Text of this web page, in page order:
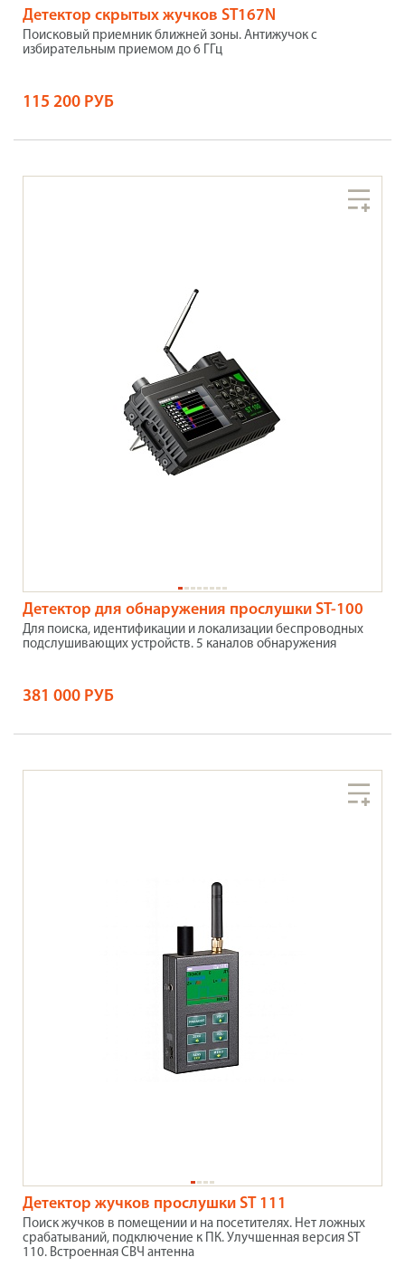
Детектор скрытых жучков ST167N
Поисковый приемник ближней зоны. Антижучок с
избирательным приемом до 6 ГГц
115 200 РУБ
Детектор для обнаружения прослушки ST-100
Для поиска, идентификации и локализации беспроводных
подслушивающих устройств. 5 каналов обнаружения
381 000 РУБ
Детектор жучков прослушки ST 111
Поиск жучков в помещении и на посетителях. Нет ложных
срабатываний, подключение к ПК. Улучшенная версия ST
110. Встроенная СВЧ антенна